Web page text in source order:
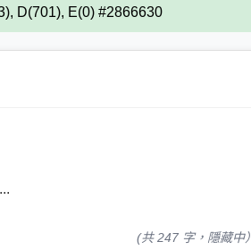
D(701), E(0) #2866630
(共 247 字，隱藏中）